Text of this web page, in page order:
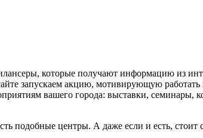
которые получают информацию из
запускаем акцию, мотивирующую
вашего города: выставки, семинары,
подобные центры. А даже если и есть,